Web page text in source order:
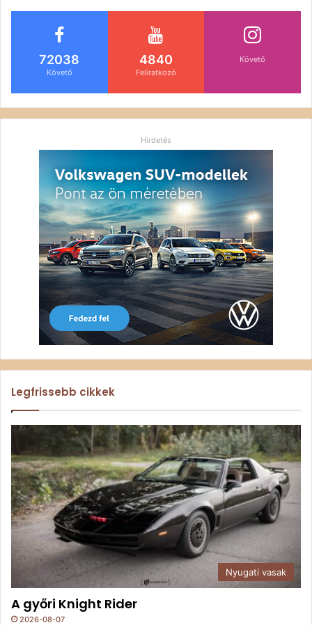
72038
Követő
4840
Feliratkozó
Követő
Hirdetés
Legfrissebb cikkek
Nyugati vasak
A győri Knight Rider
2026-08-07